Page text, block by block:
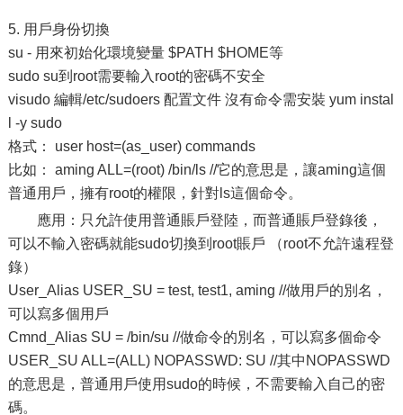
5. 用戶身份切換
su - 用來初始化環境變量 $PATH $HOME等
sudo su到root需要輸入root的密碼不安全
visudo 編輯/etc/sudoers 配置文件 沒有命令需安裝 yum instal
l -y sudo
格式： user host=(as_user) commands
比如： aming ALL=(root) /bin/ls //它的意思是，讓aming這個
普通用戶，擁有root的權限，針對ls這個命令。
應用：只允許使用普通賬戶登陸，而普通賬戶登錄後，
可以不輸入密碼就能sudo切換到root賬戶 （root不允許遠程登
錄）
User_Alias USER_SU = test, test1, aming //做用戶的別名，
可以寫多個用戶
Cmnd_Alias SU = /bin/su //做命令的別名，可以寫多個命令
USER_SU ALL=(ALL) NOPASSWD: SU //其中NOPASSWD
的意思是，普通用戶使用sudo的時候，不需要輸入自己的密
碼。